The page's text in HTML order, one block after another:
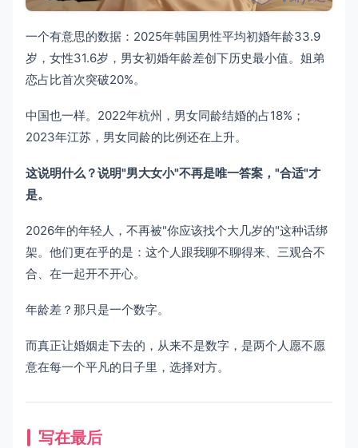
一个有意思的数据：2025年韩国男性平均初婚年龄33.9
岁，女性31.6岁，男女初婚年龄差创下历史最小值。姐弟
恋占比首次突破20%。
中国也一样。2022年杭州，男女同龄结婚的占18%；
2023年江苏，男女同龄的比例还在上升。
这说明什么？说明"男大女小"不再是唯一答案，"合适"才
是。
2026年的年轻人，不再被"你应该找个大几岁的"这种话绑
架。他们更在乎的是：这个人跟我聊不聊得来、三观合不
合、在一起开不开心。
年龄差？那只是一个数字。
而真正让婚姻走下去的，从来不是数字，是两个人愿不愿
意在每一个平凡的日子里，选择对方。
写在最后